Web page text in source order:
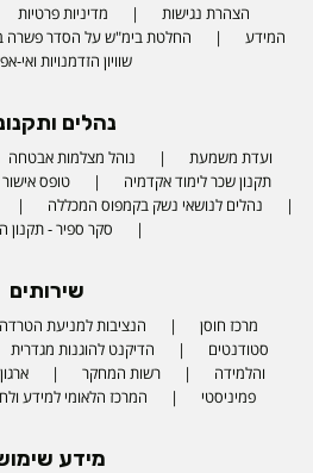
הצהרת נגישות מדיניות פרטיות
המידע
החלטת בימ"ש על הסדר פשרה
שוויון הזדמנויות ואי-
נהלים
ועדת משמעת נוהל מצלמות אבטחה
תקנון שכר לימוד אקדמיה
טופס
נהלים לנושאי נשק בקמפוס המכללה
סקר ספיר - תקנון
שירותים
מרכז חוסן הנציבות למניעת
סטודנטים
הדיקנט להוגנות מגדרית
והלמידה
רשות המחקר
פמיניסטי
המרכז הלאומי למידע
מידע